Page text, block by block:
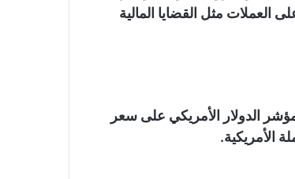
العملات مثل القضايا المالية
مؤشر الدولار الأمريكي على سعر
الأمريكية.